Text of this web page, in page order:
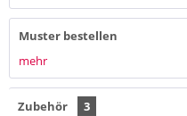
Muster bestellen
mehr
Zubehör 3